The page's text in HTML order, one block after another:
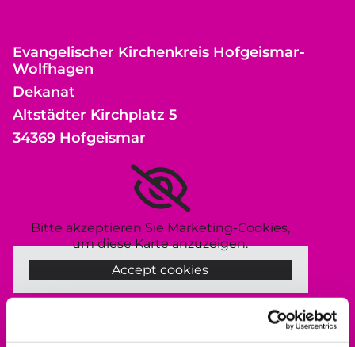
Evangelischer Kirchenkreis Hofgeismar-
Wolfhagen
Dekanat
Altstädter Kirchplatz 5
34369 Hofgeismar
Bitte akzeptieren Sie Marketing-Cookies,
um diese Karte anzuzeigen.
Accept cookies